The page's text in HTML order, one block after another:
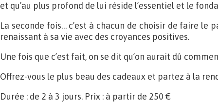
et qu’au plus profond de lui réside l’essentiel et le
La seconde fois… c’est à chacun de choisir de faire le
renaissant à sa vie avec des croyances positives.
Une fois que c’est fait, on se dit qu’on aurait dû
Offrez-vous le plus beau des cadeaux et partez à la
Durée : de 2 à 3 jours. Prix : à partir de 250 €